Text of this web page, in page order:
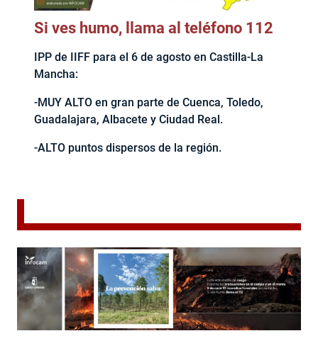
Si ves humo, llama al teléfono 112
IPP de IIFF para el 6 de agosto en Castilla-La
Mancha:
-MUY ALTO en gran parte de Cuenca, Toledo,
Guadalajara, Albacete y Ciudad Real.
-ALTO puntos dispersos de la región.